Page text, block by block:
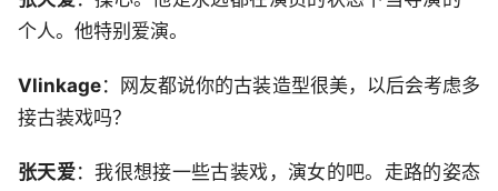
个人。他特别爱演。
Vlinkage：网友都说你的古装造型很美，以后会考虑多
接古装戏吗？
张天爱：我很想接一些古装戏，演女的吧。走路的姿态